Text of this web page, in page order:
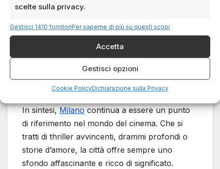
scelte sulla privacy.
Gestisci 1410 fornitoriPer saperne di più su questi scopi
Accetta
Gestisci opzioni
Cookie PolicyDichiarazione sulla Privacy
esclusivi, alternando luci e ombre per
creare un’atmosfera intrigante.
The Italian Job (2003)– Celebre per le
scene d’azione e gli inseguimenti
adrenalinici, questo film ha reso Milano il
palcoscenico di una delle rapine più
iconiche del cinema.
In sintesi,Milanocontinua a essere un punto
di riferimento nel mondo del cinema. Che si
tratti di thriller avvincenti, drammi profondi o
storie d’amore, la città offre sempre uno
sfondo affascinante e ricco di significato.